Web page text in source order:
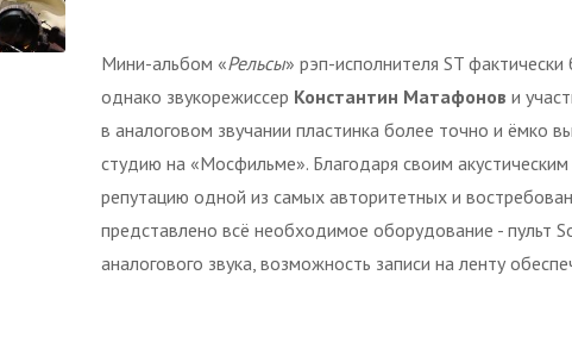
Мини-альбом «Рельсы» рэп-исполнителя ST
однако звукорежиссер Константин Матафонов и
в аналоговом звучании пластинка более точно и ёмко
студию на «Мосфильме». Благодаря своим
репутацию одной из самых авторитетных и
представлено всё необходимое оборудование - пульт
аналогового звука, возможность записи на ленту